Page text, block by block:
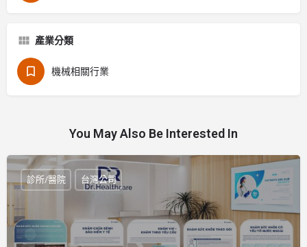
產業分類
機械相關行業
You May Also Be Interested In
診所/醫院 台灣公司